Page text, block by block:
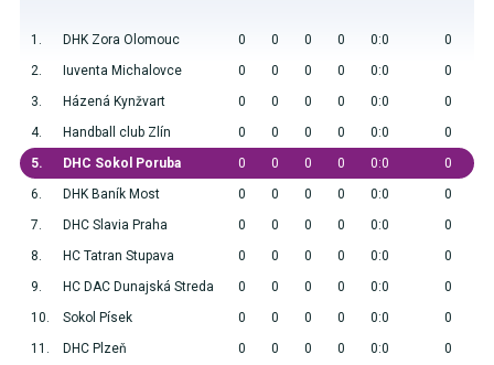
1. DHK Zora Olomouc 0 0 0 0 0:0
0
2.
Iuventa Michalovce 0 0 0 0 0:0
0
3.
Házená Kynžvart 0 0 0 0 0:0
0
4.
Handball club Zlín 0 0 0 0 0:0
0
5.
DHC Sokol Poruba 0 0 0 0 0:0
0
6.
DHK Baník Most 0 0 0 0 0:0
0
7.
DHC Slavia Praha 0 0 0 0 0:0
0
8.
HC Tatran Stupava 0 0 0 0 0:0
0
9.
HC DAC Dunajská Streda 0 0 0 0 0:0
0
10.
Sokol Písek 0 0 0 0 0:0
0
11.
DHC Plzeň 0 0 0 0 0:0
0